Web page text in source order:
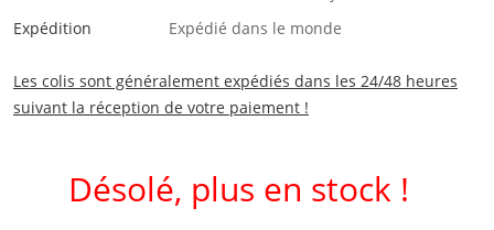
Expédition
Expédié dans le monde
Les colis sont généralement expédiés dans les 24/48 heures
suivant la réception de votre paiement !
Désolé, plus en stock !